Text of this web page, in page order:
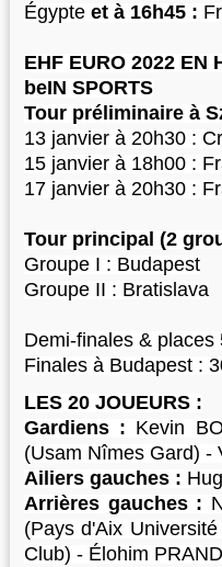
Égypte et à 16h45 :
EHF EURO 2022 EN
beIN SPORTS
Tour préliminaire à
13 janvier à 20h30 :
15 janvier à 18h00 :
17 janvier à 20h30 :
Tour principal (2
Groupe I : Budapest
Groupe II : Bratislava
Demi-finales &
Finales à Budapest :
LES 20 JOUEURS :
Gardiens : Kevin
(Usam Nîmes Gard) -
Ailiers gauches :
Arrières gauches :
(Pays d'Aix
Club) - Élohim